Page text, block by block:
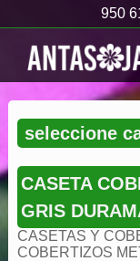
950
CASETA
GRIS
CASETAS Y
COBERTIZOS